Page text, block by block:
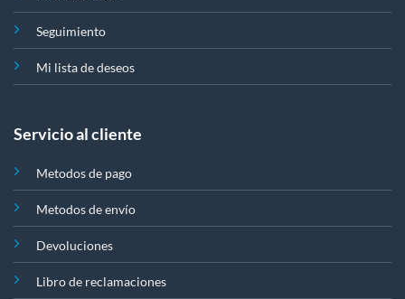
Seguimiento
Mi lista de deseos
Servicio al cliente
Metodos de pago
Metodos de envío
Devoluciones
Libro de reclamaciones